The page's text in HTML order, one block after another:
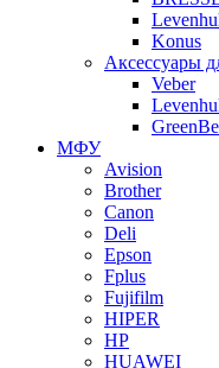
Konus
Аксессуары
Veber
МФУ
Avision
Brother
Canon
Deli
Epson
Fplus
Fujifilm
HIPER
HP
HUAWEI